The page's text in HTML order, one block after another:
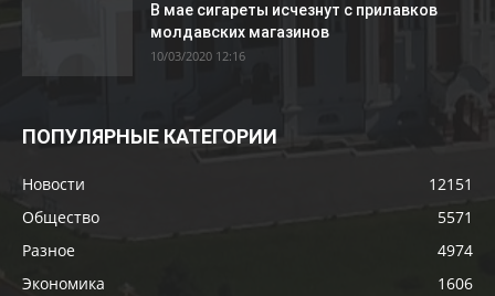
В мае сигареты исчезнут с прилавков
молдавских магазинов
10/03/2020 12:16
ПОПУЛЯРНЫЕ КАТЕГОРИИ
Новости
12151
Общество
5571
Разное
4974
Экономика
1606